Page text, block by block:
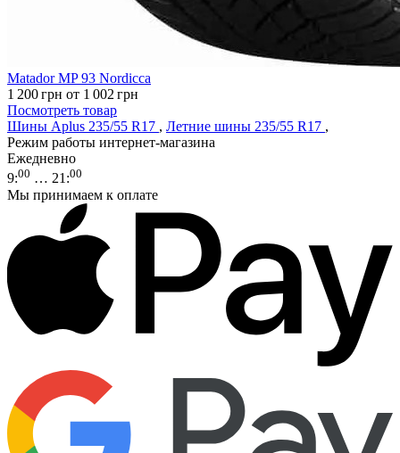
Matador MP 93 Nordicca
1 200грн от 1 002грн
Посмотреть товар
Шины Aplus 235/55 R17 , Летние шины 235/55 R17 ,
Режим работы интернет-магазина
Ежедневно
9:00 … 21:00
Мы принимаем к оплате